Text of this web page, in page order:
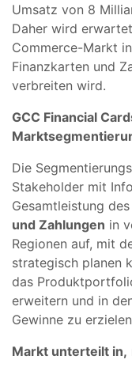
Umsatz von 8
Daher wird
Commerce-Markt
Finanzkarten und
verbreiten wird.
GCC Financial
Die
Stakeholder mit
Gesamtleistung des
und Zahlungen in
Regionen auf, mit
strategisch planen
das
erweitern und in
Gewinne zu
Markt unterteilt in,